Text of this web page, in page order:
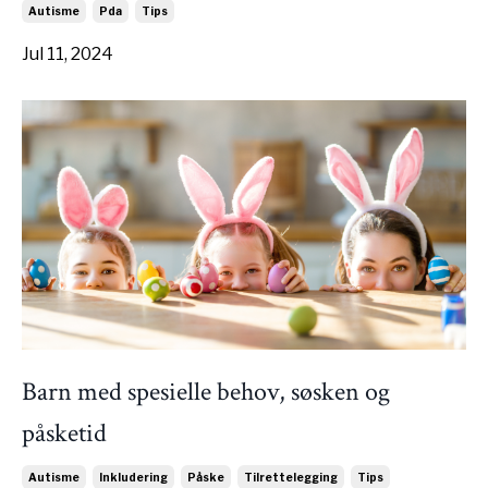
Autisme Pda Tips
Jul 11, 2024
Barn med spesielle behov, søsken og
påsketid
Autisme Inkludering Påske Tilrettelegging Tips